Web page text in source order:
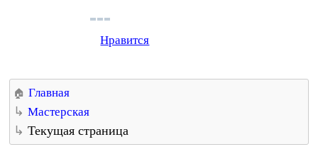
Нравится
Главная
Мастерская
Текущая страница